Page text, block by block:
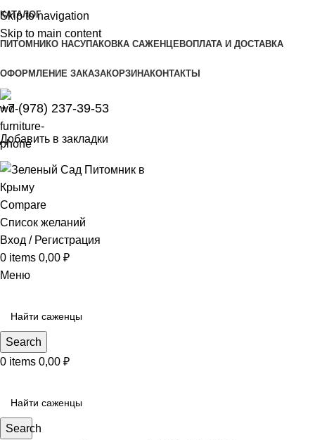
Skip to navigation
Skip to main content
КАТАЛОГ
ПИТОМНИКО НАСУПАКОВКА САЖЕНЦЕВОПЛАТА И ДОСТАВКА
ОФОРМЛЕНИЕ ЗАКАЗАКОРЗИНАКОНТАКТЫ
+7 (978) 237-39-53
Добавить в закладки
Compare
Список желаний
Вход / Регистрация
0 items 0,00 ₽
Меню
Search
0 items 0,00 ₽
Search